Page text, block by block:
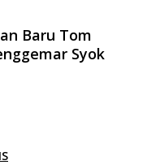
Baru Tom
Syok